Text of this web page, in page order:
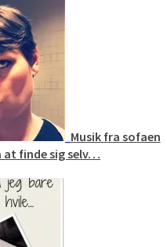
Musik fra sofaen
at finde sig selv…